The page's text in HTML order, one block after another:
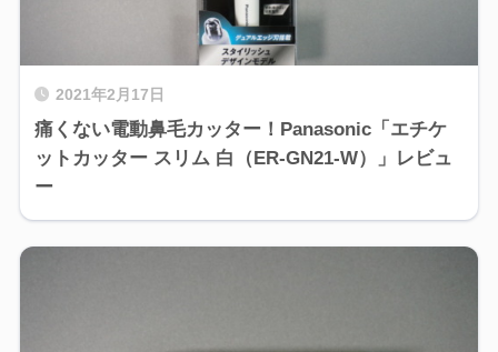
2021年2月17日
痛くない電動鼻毛カッター！Panasonic「エチケ
ットカッター スリム 白（ER-GN21-W）」レビュ
ー